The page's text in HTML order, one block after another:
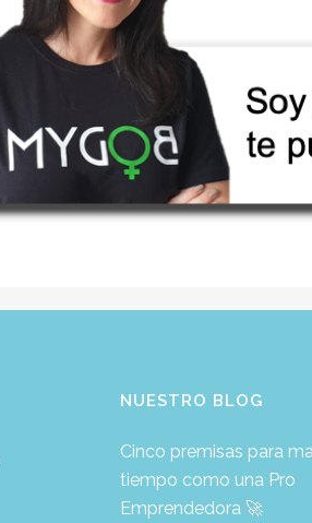
NUESTRO BLOG
Cinco premisas para
tiempo como una Pro
Emprendedora 🚀